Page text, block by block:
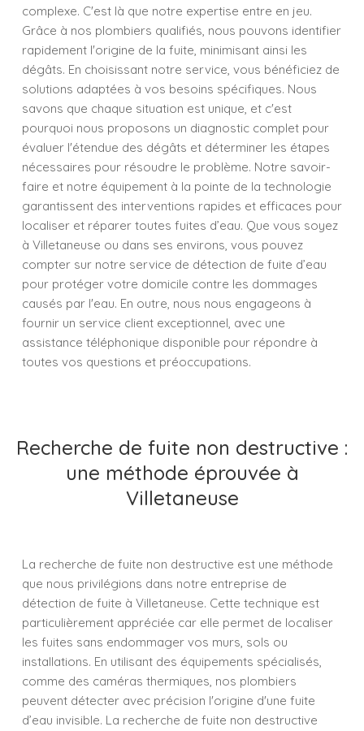
complexe. C'est là que notre expertise entre en jeu.
Grâce à nos plombiers qualifiés, nous pouvons identifier
rapidement l'origine de la fuite, minimisant ainsi les
dégâts. En choisissant notre service, vous bénéficiez de
solutions adaptées à vos besoins spécifiques. Nous
savons que chaque situation est unique, et c'est
pourquoi nous proposons un diagnostic complet pour
évaluer l'étendue des dégâts et déterminer les étapes
nécessaires pour résoudre le problème. Notre savoir-
faire et notre équipement à la pointe de la technologie
garantissent des interventions rapides et efficaces pour
localiser et réparer toutes fuites d’eau. Que vous soyez
à Villetaneuse ou dans ses environs, vous pouvez
compter sur notre service de détection de fuite d’eau
pour protéger votre domicile contre les dommages
causés par l'eau. En outre, nous nous engageons à
fournir un service client exceptionnel, avec une
assistance téléphonique disponible pour répondre à
toutes vos questions et préoccupations.
Recherche de fuite non destructive :
une méthode éprouvée à
Villetaneuse
La recherche de fuite non destructive est une méthode
que nous privilégions dans notre entreprise de
détection de fuite à Villetaneuse. Cette technique est
particulièrement appréciée car elle permet de localiser
les fuites sans endommager vos murs, sols ou
installations. En utilisant des équipements spécialisés,
comme des caméras thermiques, nos plombiers
peuvent détecter avec précision l'origine d'une fuite
d’eau invisible. La recherche de fuite non destructive